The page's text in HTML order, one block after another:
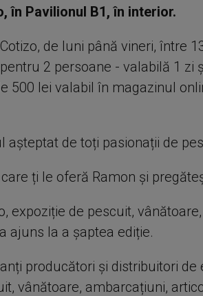
în Pavilionul B1, în interior.
de luni până vineri, între
2 persoane - valabilă 1 zi
500 lei valabil în magazinul
așteptat de toți pasionații de
ți le oferă Ramon și
expoziție de pescuit,
ajuns la a șaptea ediție.
producători și distribuitori de
vânătoare, ambarcațiuni,